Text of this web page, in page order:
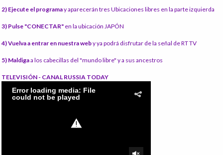
2) Ejecute el programay aparecerán tres Ubicaciones libres en la parte izquierda
3) Pulse "CONECTAR" en la ubicación JAPÓN
4) Vuelva a entrar en nuestra weby ya podrá disfrutar de la señal de RT TV
5) Maldigaa los cabecillas del "mundo libre" y a sus ancestros
TELEVISIÓN - CANAL RUSSIA TODAY